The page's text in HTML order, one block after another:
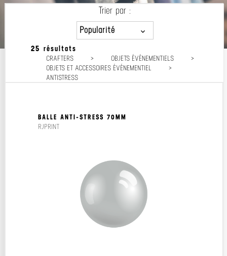
25 résultats
CRAFTERS > OBJETS ÉVÉNEMENTIELS
>
OBJETS ET ACCESSOIRES ÉVÉNEMENTIEL
>
ANTISTRESS
Trier par :
Popularité
Prix décroissant
Prix croissant
BALLE ANTI-STRESS 70MM
RJPRINT